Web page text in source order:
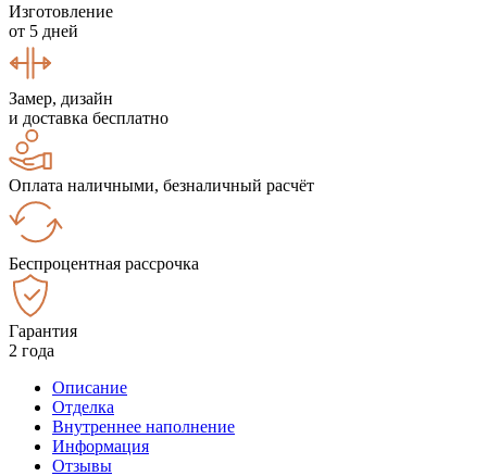
Изготовление
от 5 дней
Замер, дизайн
и доставка бесплатно
Оплата наличными, безналичный расчёт
Беспроцентная рассрочка
Гарантия
2 года
Описание
Отделка
Внутреннее наполнение
Информация
Отзывы